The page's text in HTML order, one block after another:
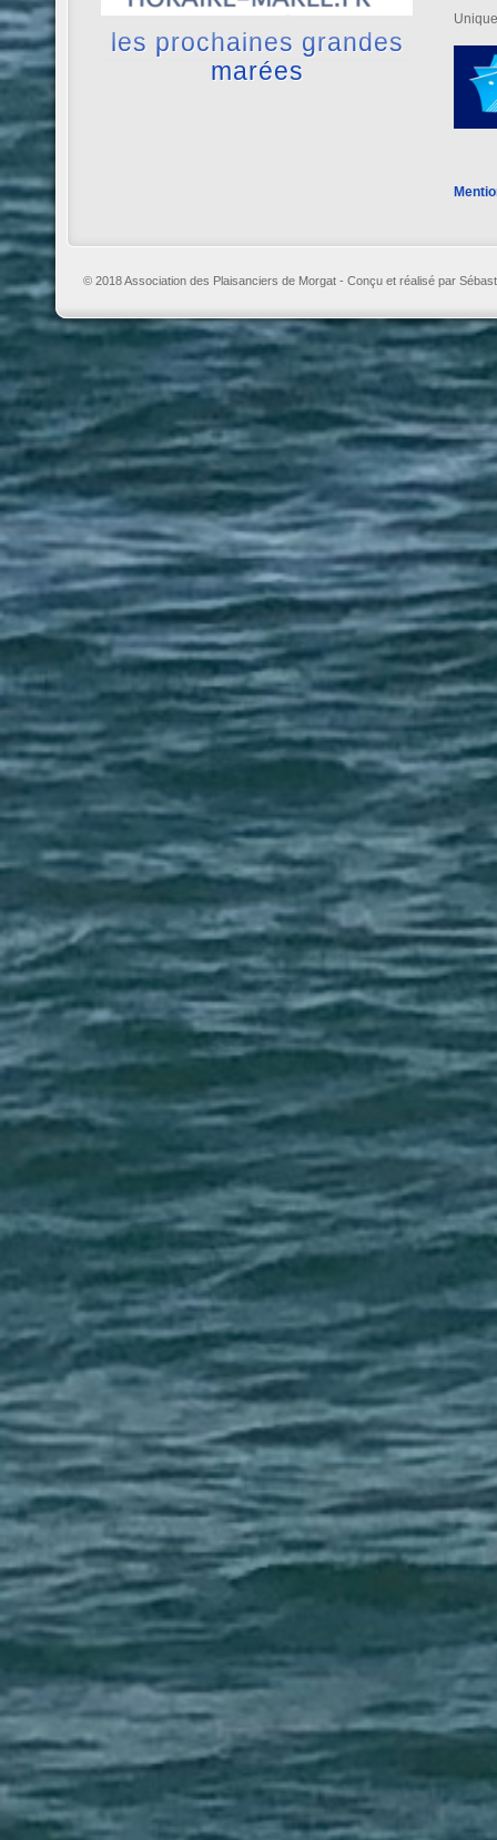
les prochaines grandes
marées
© 2018 Association des Plaisanciers de Morgat - Conçu et réalisé par